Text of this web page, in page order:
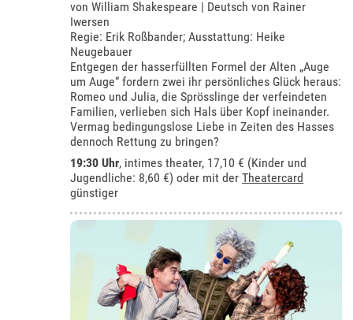
von William Shakespeare | Deutsch von Rainer
Iwersen
Regie: Erik Roßbander; Ausstattung: Heike
Neugebauer
Entgegen der hasserfüllten Formel der Alten „Auge
um Auge“ fordern zwei ihr persönliches Glück heraus:
Romeo und Julia, die Sprösslinge der verfeindeten
Familien, verlieben sich Hals über Kopf ineinander.
Vermag bedingungslose Liebe in Zeiten des Hasses
dennoch Rettung zu bringen?
19:30 Uhr, intimes theater, 17,10 € (Kinder und
Jugendliche: 8,60 €) oder mit derTheatercard
günstiger